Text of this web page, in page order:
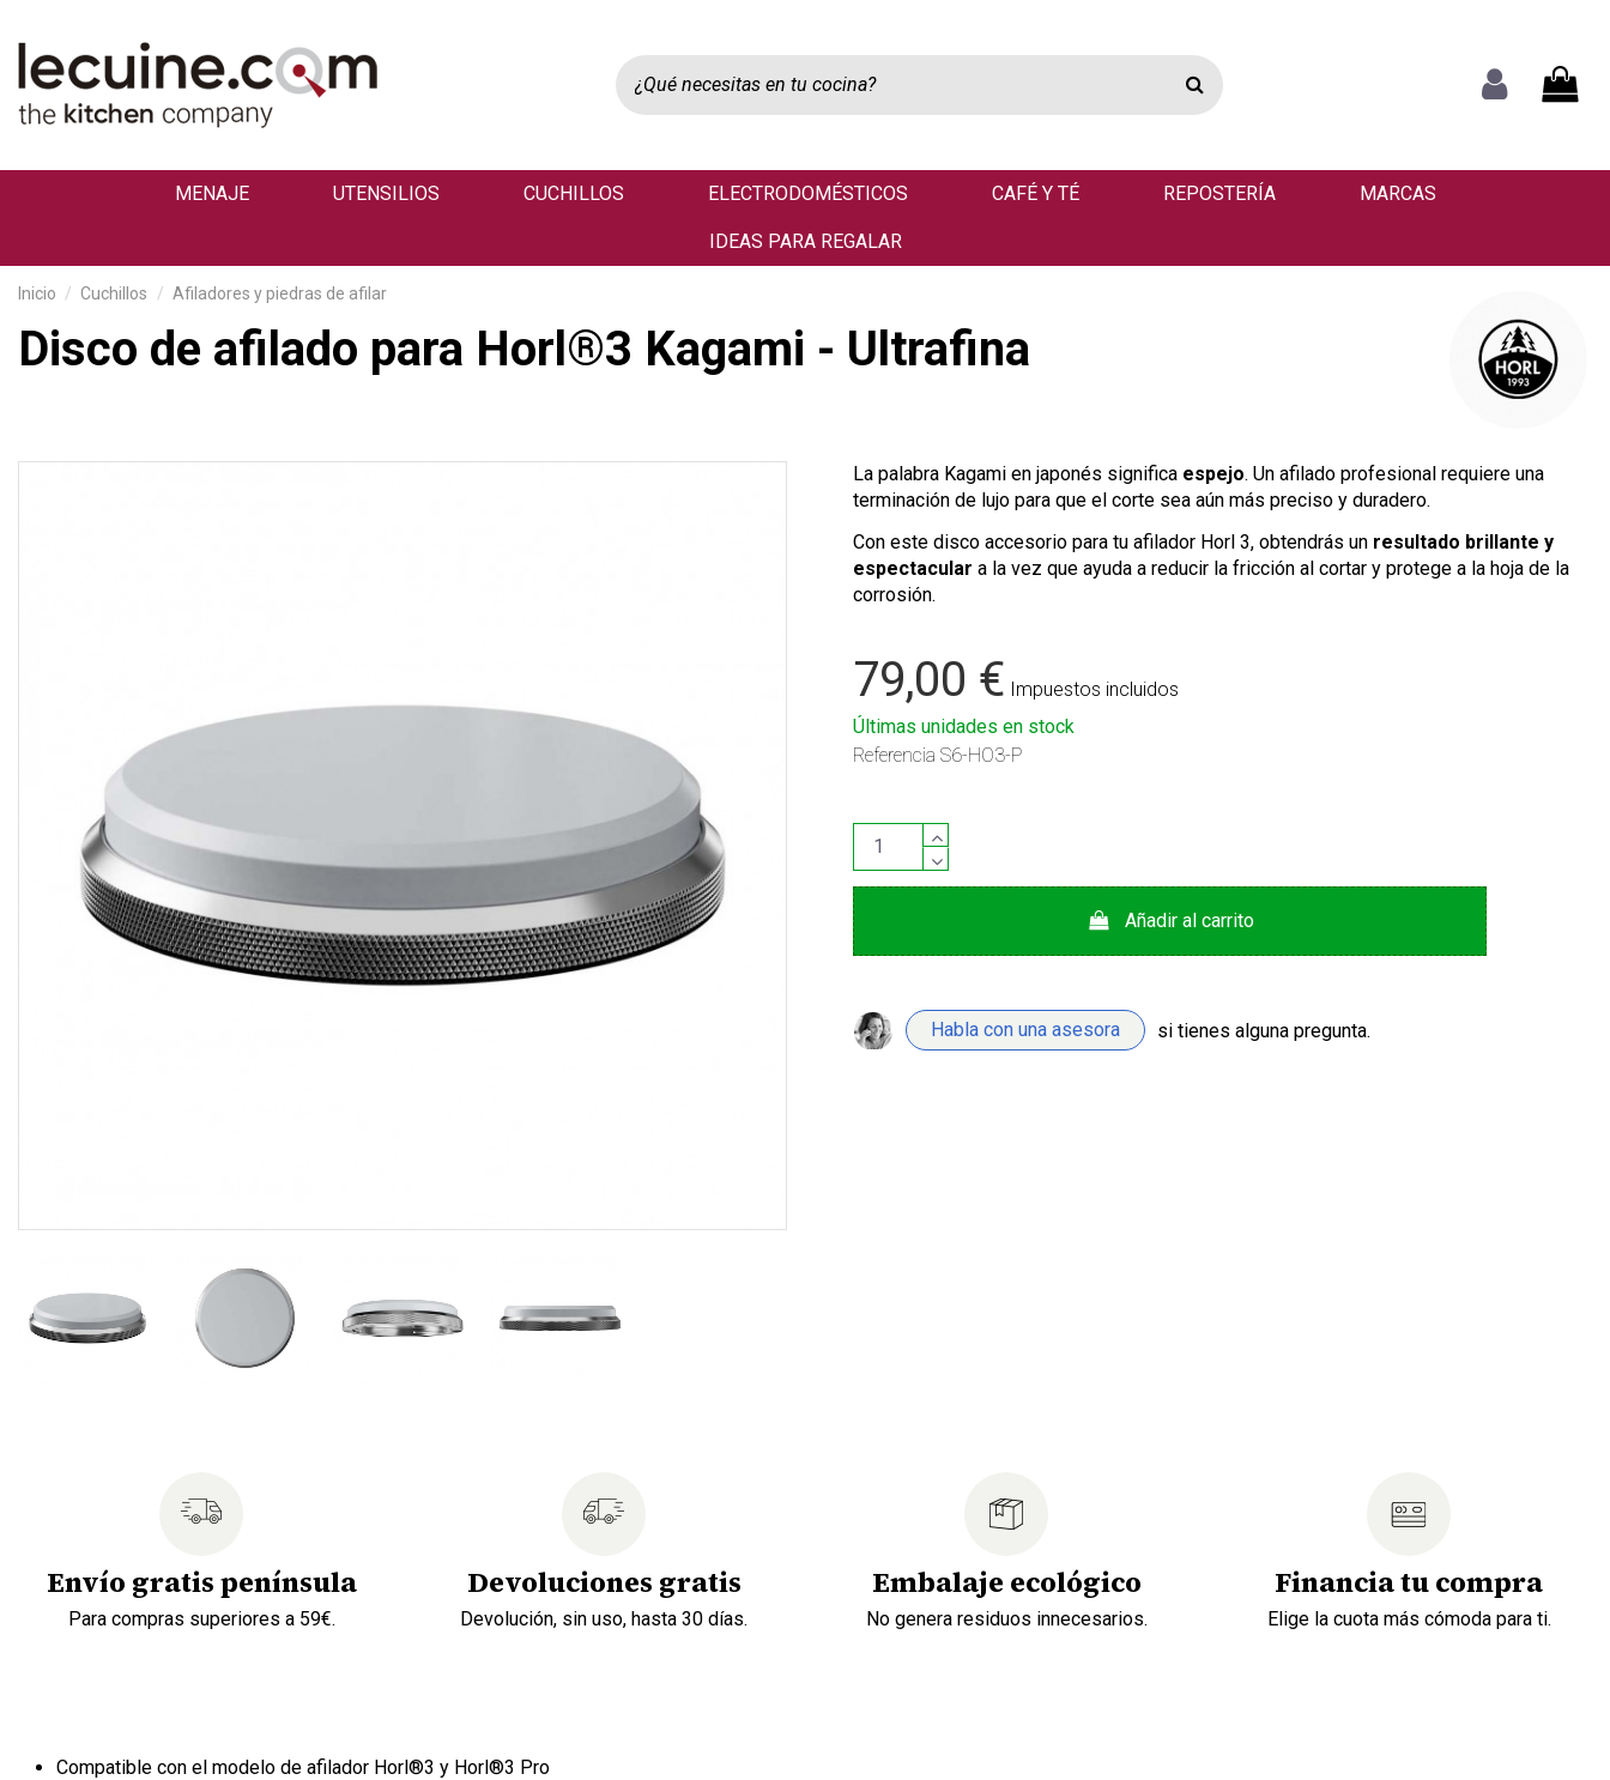
MENAJE UTENSILIOS CUCHILLOS ELECTRODOMÉSTICOS CAFÉ Y TÉ REPOSTERÍA MARCAS
IDEAS PARA REGALAR
Inicio Cuchillos Afiladores y piedras de afilar
Disco de afilado para Horl®3 Kagami - Ultrafina
La palabra Kagami en japonés significa espejo. Un afilado profesional requiere una
terminación de lujo para que el corte sea aún más preciso y duradero.
Con este disco accesorio para tu afilador Horl 3, obtendrás un resultado brillante y
espectacular a la vez que ayuda a reducir la fricción al cortar y protege a la hoja de la
corrosión.
79,00 € Impuestos incluidos
Últimas unidades en stock
Referencia S6-HO3-P
Añadir al carrito
Habla con una asesora si tienes alguna pregunta.
Envío gratis península
Para compras superiores a 59€.
Devoluciones gratis
Devolución, sin uso, hasta 30 días.
Embalaje ecológico
No genera residuos innecesarios.
Financia tu compra
Elige la cuota más cómoda para ti.
Compatible con el modelo de afilador Horl®3 y Horl®3 Pro